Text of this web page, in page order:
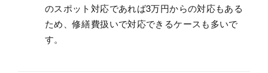
のスポット対応であれば3万円からの対応もある
ため、修繕費扱いで対応できるケースも多いで
す。